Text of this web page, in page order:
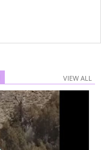
VIEW ALL